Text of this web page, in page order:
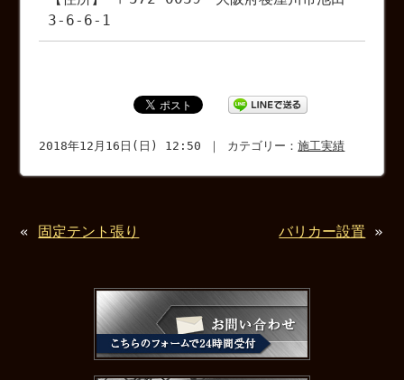
3-6-6-1
2018年12月16日(日) 12:50 ｜ カテゴリー：施工実績
« 固定テント張り バリカー設置 »